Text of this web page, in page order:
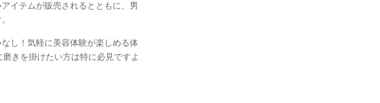
イテムが販売されるとともに、男
し！気軽に美容体験が楽しめる体
きを掛けたい方は特に必見ですよ